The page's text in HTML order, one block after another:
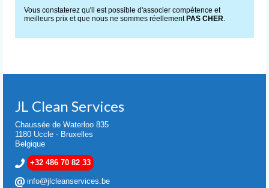
Vous constaterez qu'il est possible d'associer compétence et
meilleurs prix et que nous ne sommes réellement PAS CHER.
JL Clean Services
Chaussée de Waterloo 835
1180 Uccle - Bruxelles
Belgique
+32 486 70 82 33
info@jlcleanservices.be